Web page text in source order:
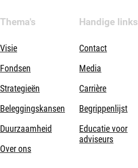
Thema's
Visie
Fondsen
Strategieën
Beleggingskansen
Duurzaamheid
Over ons
Handige links
Contact
Media
Carrière
Begrippenlijst
Educatie voor
adviseurs